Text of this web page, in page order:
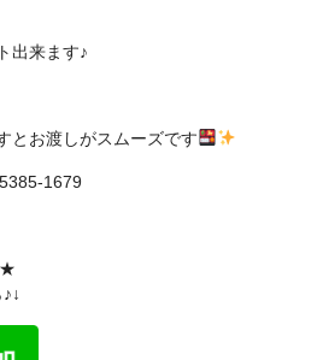
出来ます♪
とお渡しがスムーズです
1679
★